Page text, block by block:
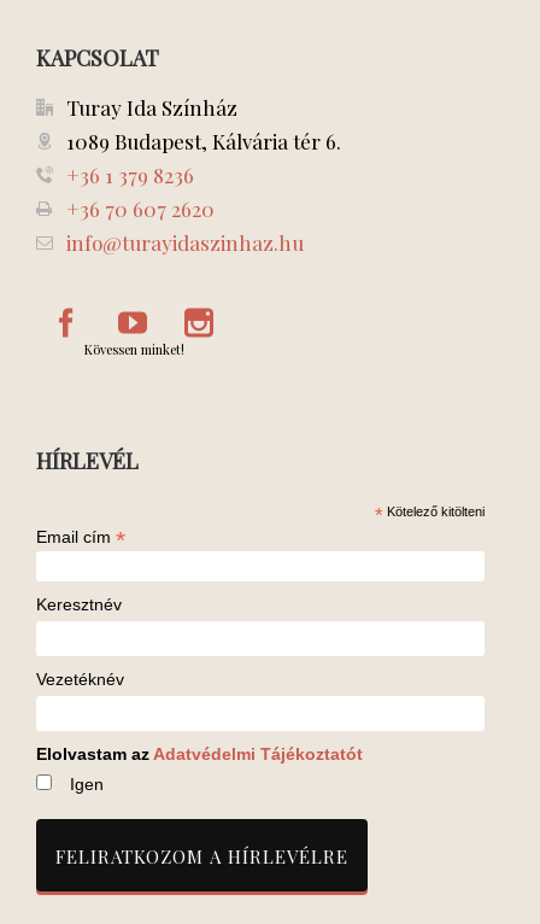
KAPCSOLAT
Turay Ida Színház
1089 Budapest, Kálvária tér 6.
+36 1 379 8236
+36 70 607 2620
info@turayidaszinhaz.hu
Kövessen minket!
HÍRLEVÉL
* Kötelező kitölteni
Email cím *
Keresztnév
Vezetéknév
Elolvastam az Adatvédelmi Tájékoztatót
Igen